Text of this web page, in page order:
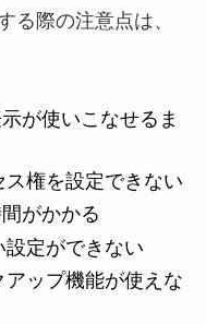
る際の注意点は、
が使いこなせるま
権を設定できない
がかかる
定ができない
ップ機能が使えな